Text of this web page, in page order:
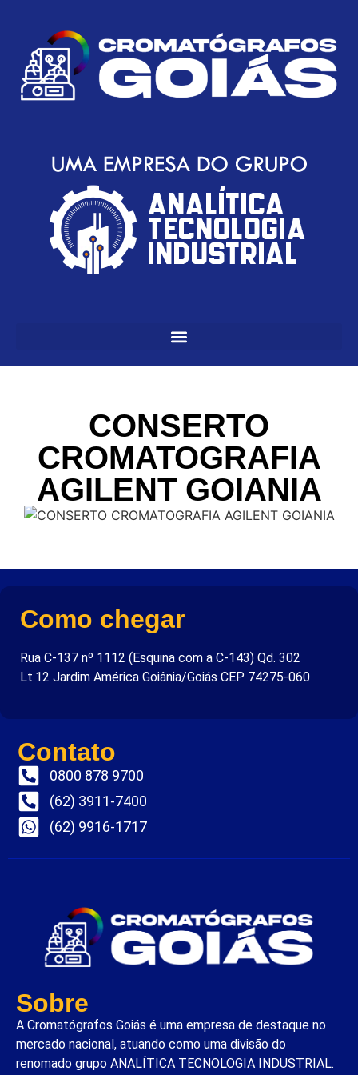
CONSERTO
CROMATOGRAFIA
AGILENT GOIANIA
Como chegar
Rua C-137 nº 1112 (Esquina com a C-143) Qd. 302
Lt.12 Jardim América Goiânia/Goiás CEP 74275-060
Contato
0800 878 9700
(62) 3911-7400
(62) 9916-1717
Sobre
A Cromatógrafos Goiás é uma empresa de destaque no
mercado nacional, atuando como uma divisão do
renomado grupo ANALÍTICA TECNOLOGIA INDUSTRIAL.